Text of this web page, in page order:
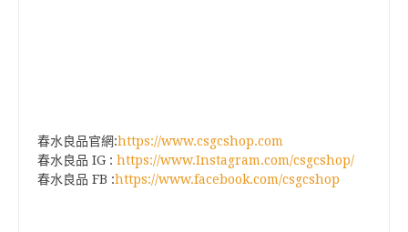
春水良品官網:https://www.csgcshop.com
春水良品 IG : https://www.Instagram.com/csgcshop/
春水良品 FB :https://www.facebook.com/csgcshop